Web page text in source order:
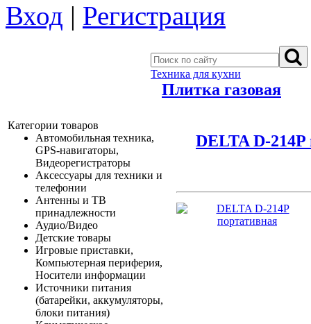
Вход | Регистрация
Категории товаров
Автомобильная техника,
GPS-навигаторы,
Видеорегистраторы
Аксессуары для техники и
телефонии
Антенны и ТВ
принадлежности
Аудио/Видео
Детские товары
Игровые приставки,
Компьютерная периферия,
Носители информации
Источники питания
(батарейки, аккумуляторы,
блоки питания)
Техника для кухни
Плитка газовая
DELTA D-214P